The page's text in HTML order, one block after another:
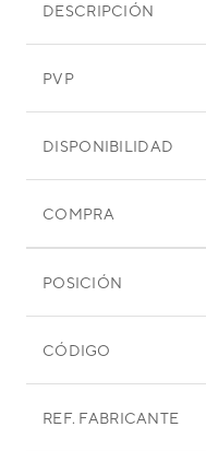
DESCRIPCIÓN
PVP
DISPONIBILIDAD
COMPRA
POSICIÓN
CÓDIGO
REF. FABRICANTE